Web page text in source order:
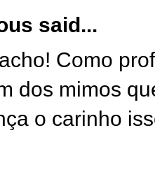
said...
Como
dos mimos
o carinho